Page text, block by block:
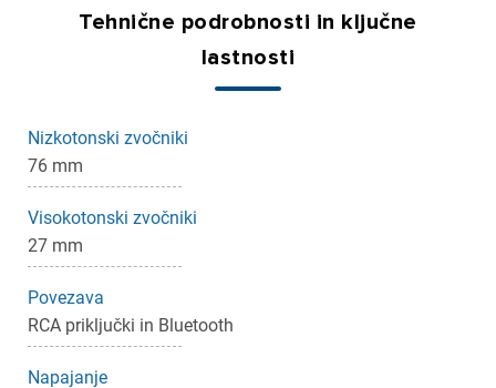
Tehnične podrobnosti in ključne
lastnosti
Nizkotonski zvočniki
76 mm
Visokotonski zvočniki
27 mm
Povezava
RCA priključki in Bluetooth
Napajanje
Prijava
Za dodajanje na seznam želja morate biti prijavljeni.
Prekliči